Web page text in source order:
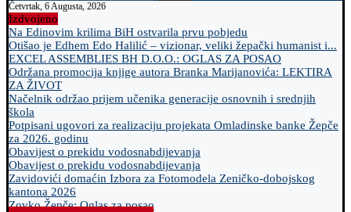
Četvrtak, 6 Augusta, 2026
Izdvojeno
Na Edinovim krilima BiH ostvarila prvu pobjedu
Otišao je Edhem Edo Halilić – vizionar, veliki žepački humanist i...
EXCEL ASSEMBLIES BH D.O.O.: OGLAS ZA POSAO
Održana promocija knjige autora Branka Marijanovića: LEKTIRA
ZA ŽIVOT
Načelnik održao prijem učenika generacije osnovnih i srednjih
škola
Potpisani ugovori za realizaciju projekata Omladinske banke Žepče
za 2026. godinu
Obavijest o prekidu vodosnabdijevanja
Obavijest o prekidu vodosnabdijevanja
Zavidovići domaćin Izbora za Fotomodela Zeničko-dobojskog
kantona 2026
Zovko Žepče: Oglas za posao